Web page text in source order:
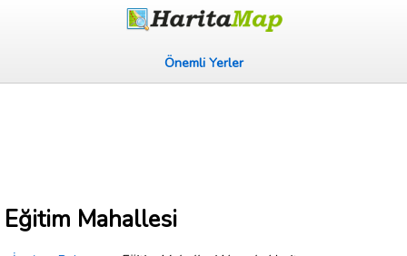
Önemli Yerler
Eğitim Mahallesi